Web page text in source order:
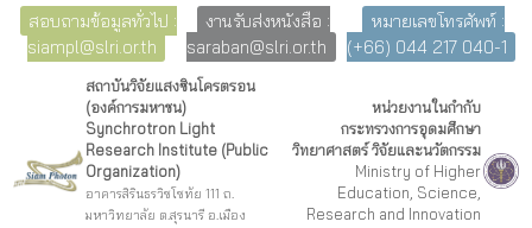
สอบถามข้อมูลทั่วไป :
siampl@slri.or.th
งานรับส่งหนังสือ :
saraban@slri.or.th
หมายเลขโทรศัพท์ :
(+66) 044 217 040-1
สถาบันวิจัยแสงซินโครตรอน
(องค์การมหาชน)
Synchrotron Light
Research Institute (Public
Organization)
อาคารสิรินธรวิชโชทัย 111 ถ.
มหาวิทยาลัย ต.สุรนารี อ.เมือง
หน่วยงานในกำกับ
กระทรวงการอุดมศึกษา
วิทยาศาสตร์ วิจัยและนวัตกรรม
Ministry of Higher
Education, Science,
Research and Innovation